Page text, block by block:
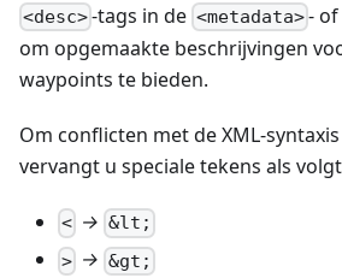
<desc>-tags in de <metadata>- of
om opgemaakte beschrijvingen
waypoints te bieden.
Om conflicten met de XML-
vervangt u speciale tekens als
< → &lt;
> → &gt;